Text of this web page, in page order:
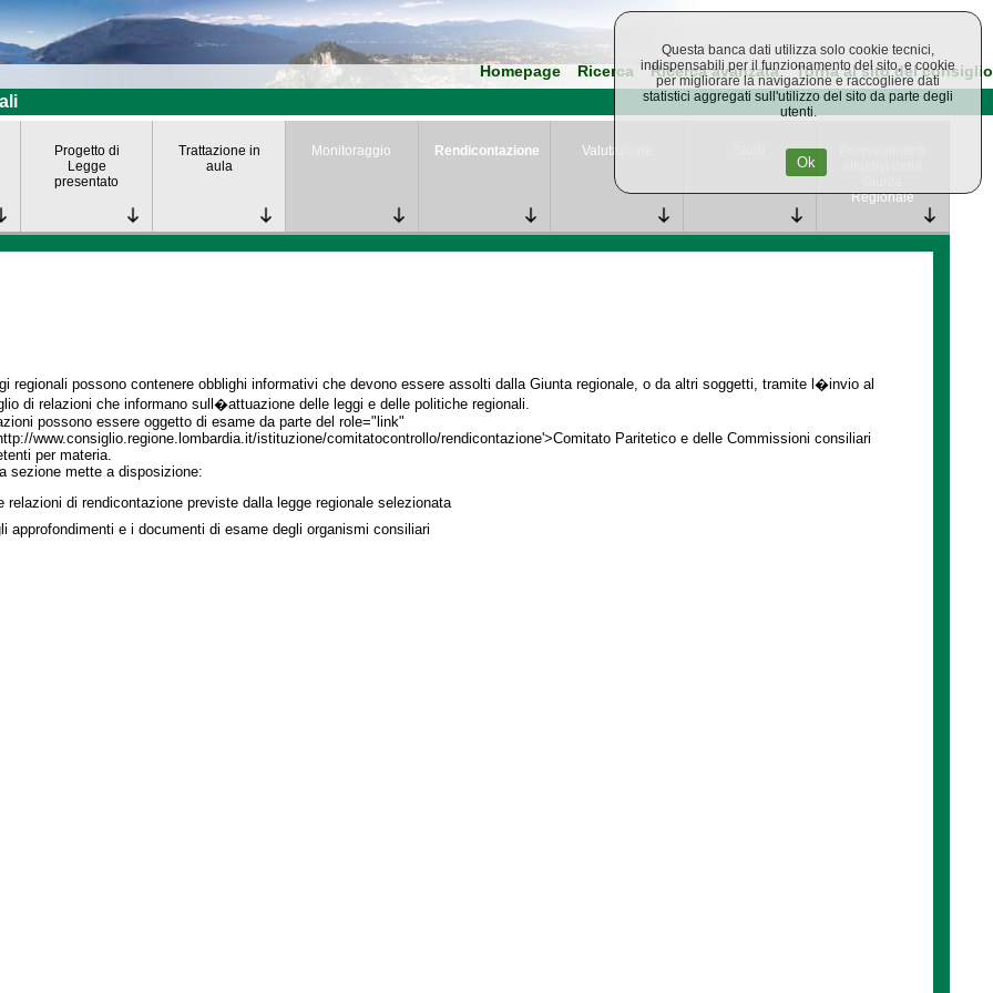
Homepage Ricerca Ricerca avanzata Torna al sito del consiglio
Progetto di
Legge
presentato
Trattazione in
aula
Monitoraggio Rendicontazione Valutazione
Regionale
regionali possono contenere obblighi informativi che devono essere assolti dalla Giunta regionale, o da altri soggetti, tramite l�invio al
di relazioni che informano sull�attuazione delle leggi e delle politiche regionali.
possono essere oggetto di esame da parte del role="link"
www.consiglio.regione.lombardia.it/istituzione/comitatocontrollo/rendicontazione'>Comitato Paritetico e delle Commissioni consiliari
per materia.
sezione mette a disposizione:
relazioni di rendicontazione previste dalla legge regionale selezionata
approfondimenti e i documenti di esame degli organismi consiliari
Questa banca dati utilizza solo cookie tecnici,
indispensabili per il funzionamento del sito, e cookie
per migliorare la navigazione e raccogliere dati
statistici aggregati sull'utilizzo del sito da parte degli
utenti.
Ok